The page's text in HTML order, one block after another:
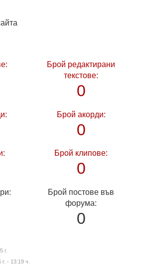
Брой редактирани
текстове:
0
Брой акорди:
0
Брой клипове:
0
Брой постове във
форума:
0
г.
- 13:19 ч.